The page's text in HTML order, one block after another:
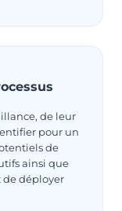
de leur
pour un
de
ainsi que
de déployer